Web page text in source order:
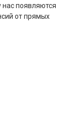
появляются
от прямых